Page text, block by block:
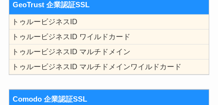
GeoTrust 企業認証SSL
トゥルービジネスID
トゥルービジネスID ワイルドカード
トゥルービジネスID マルチドメイン
トゥルービジネスID マルチドメインワイルドカード
Comodo 企業認証SSL